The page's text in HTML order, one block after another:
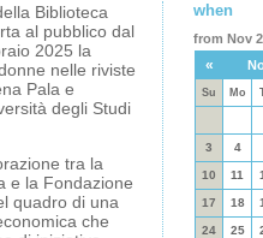
Biblioteca
al pubblico dal
2025 la
nelle riviste
Pala e
degli Studi
tra la
e la Fondazione
quadro di una
che
when
from Nov
«
Su Mo
3 4
10 11
17 18
24 25